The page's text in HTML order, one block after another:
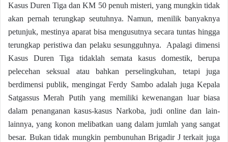
Kasus Duren Tiga dan KM 50 penuh misteri, yang mungkin tidak
akan pernah terungkap seutuhnya. Namun, menilik banyaknya
petunjuk, mestinya aparat bisa mengusutnya secara tuntas hingga
terungkap peristiwa dan pelaku sesungguhnya. Apalagi dimensi
Kasus Duren Tiga tidaklah semata kasus domestik, berupa
pelecehan seksual atau bahkan perselingkuhan, tetapi juga
berdimensi publik, mengingat Ferdy Sambo adalah juga Kepala
Satgassus Merah Putih yang memiliki kewenangan luar biasa
dalam penanganan kasus-kasus Narkoba, judi online dan lain-
lainnya, yang konon melibatkan uang dalam jumlah yang sangat
besar. Bukan tidak mungkin pembunuhan Brigadir J terkait juga